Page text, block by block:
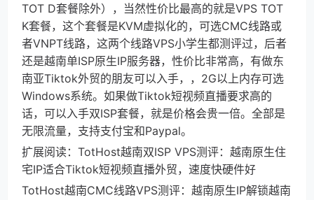
TOT D套餐除外），当然性价比最高的就是VPS TOT
K套餐，这个套餐是KVM虚拟化的，可选CMC线路或
者VNPT线路，这两个线路VPS小学生都测评过，后者
还是越南单ISP原生IP服务器，性价比非常高，有做东
南亚Tiktok外贸的朋友可以入手，，2G以上内存可选
Windows系统。如果做Tiktok短视频直播要求高的
话，可以入手双ISP套餐，就是价格会贵一倍。全部是
无限流量，支持支付宝和Paypal。
扩展阅读：TotHost越南双ISP VPS测评：越南原生住
宅IP适合Tiktok短视频直播外贸，速度快硬件好
TotHost越南CMC线路VPS测评：越南原生IP解锁越南